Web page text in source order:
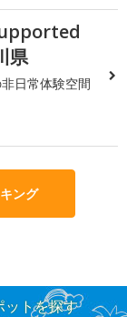
県
日常体験空間
ング
ットを探す